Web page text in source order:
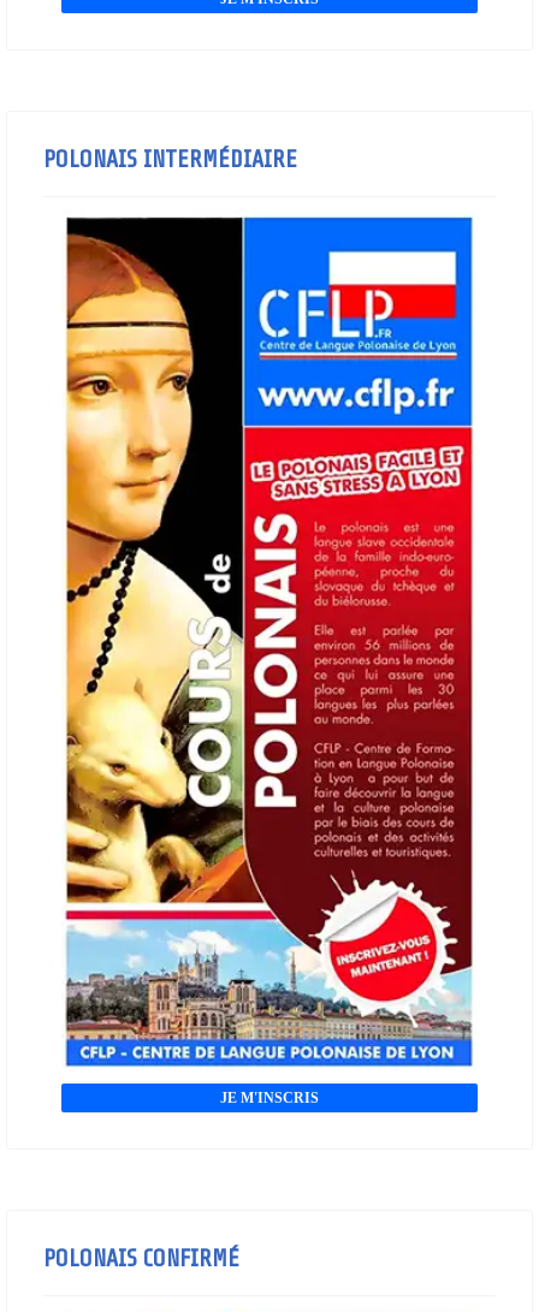
POLONAIS INTERMÉDIAIRE
JE M'INSCRIS
POLONAIS CONFIRMÉ